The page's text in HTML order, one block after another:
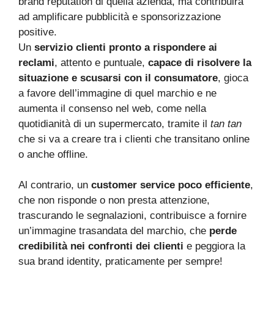
ad amplificare pubblicità e sponsorizzazione
positive.
Un servizio clienti pronto a rispondere ai
reclami, attento e puntuale, capace di risolvere la
situazione e scusarsi con il consumatore, gioca
a favore dell’immagine di quel marchio e ne
aumenta il consenso nel web, come nella
quotidianità di un supermercato, tramite il tan tan
che si va a creare tra i clienti che transitano online
o anche offline.
Al contrario, un customer service poco efficiente,
che non risponde o non presta attenzione,
trascurando le segnalazioni, contribuisce a fornire
un’immagine trasandata del marchio, che perde
credibilità nei confronti dei clienti e peggiora la
sua brand identity, praticamente per sempre!